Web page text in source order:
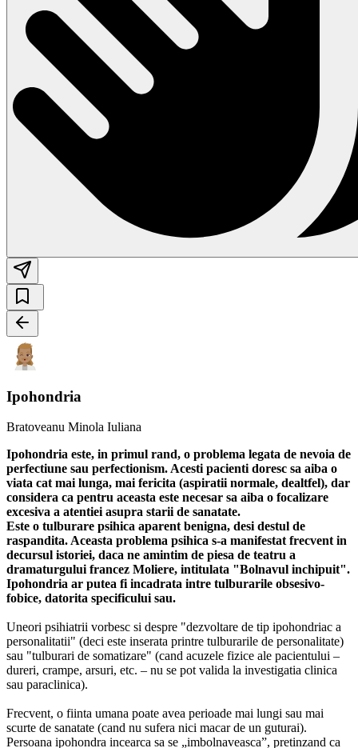
Ipohondria
Bratoveanu Minola Iuliana
Ipohondria este, in primul rand, o problema legata de nevoia de
perfectiune sau perfectionism. Acesti pacienti doresc sa aiba o
viata cat mai lunga, mai fericita (aspiratii normale, dealtfel), dar
considera ca pentru aceasta este necesar sa aiba o focalizare
excesiva a atentiei asupra starii de sanatate.
Este o tulburare psihica aparent benigna, desi destul de
raspandita. Aceasta problema psihica s-a manifestat frecvent in
decursul istoriei, daca ne amintim de piesa de teatru a
dramaturgului francez Moliere, intitulata "Bolnavul inchipuit".
Ipohondria ar putea fi incadrata intre tulburarile obsesivo-
fobice, datorita specificului sau.
Uneori psihiatrii vorbesc si despre "dezvoltare de tip ipohondriac a
personalitatii" (deci este inserata printre tulburarile de personalitate)
sau "tulburari de somatizare" (cand acuzele fizice ale pacientului –
dureri, crampe, arsuri, etc. – nu se pot valida la investigatia clinica
sau paraclinica).
Frecvent, o fiinta umana poate avea perioade mai lungi sau mai
scurte de sanatate (cand nu sufera nici macar de un guturai).
Persoana ipohondra incearca sa se „imbolnaveasca”, pretinzand ca